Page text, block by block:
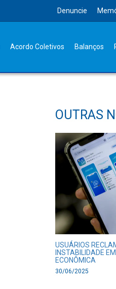
Denuncie
Acordo Coletivos Balanços
OUTRAS
USUÁRIOS
INSTABILIDADE
ECONÔMICA
30/06/2025